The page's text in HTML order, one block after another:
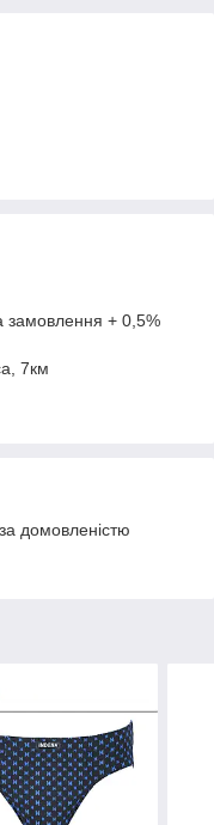
замовлення + 0,5%
7км
домовленістю